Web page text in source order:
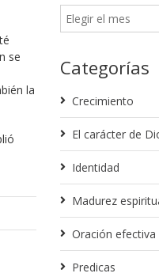
se
la
Categorías
Crecimiento
El carácter de
Identidad
Madurez
Oración efectiva
Predicas